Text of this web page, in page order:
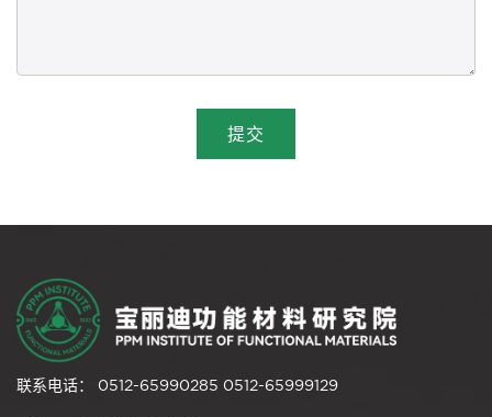
提交
联系电话： 0512-65990285 0512-65999129